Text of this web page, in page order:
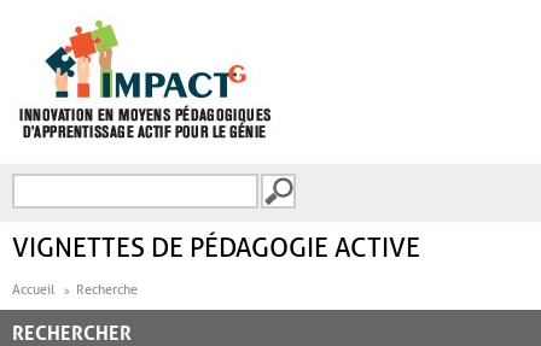
FORMULAIRE DE
VIGNETTES DE PÉDAGOGIE ACTIVE
Accueil Recherche
RECHERCHER